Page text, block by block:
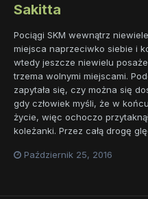
Sakitta
Pociągi SKM wewnątrz
miejsca naprzeciwko siebie i
wtedy jeszcze niewielu
trzema wolnymi miejscami.
zapytała się, czy można się
gdy człowiek myśli, że w
życie, więc ochoczo
koleżanki. Przez całą drogę
Październik 25, 2016